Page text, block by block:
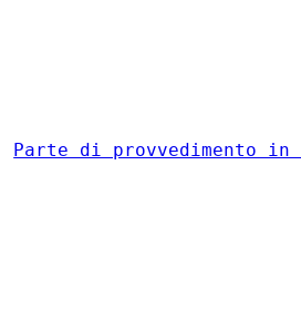
Parte di provvedimento